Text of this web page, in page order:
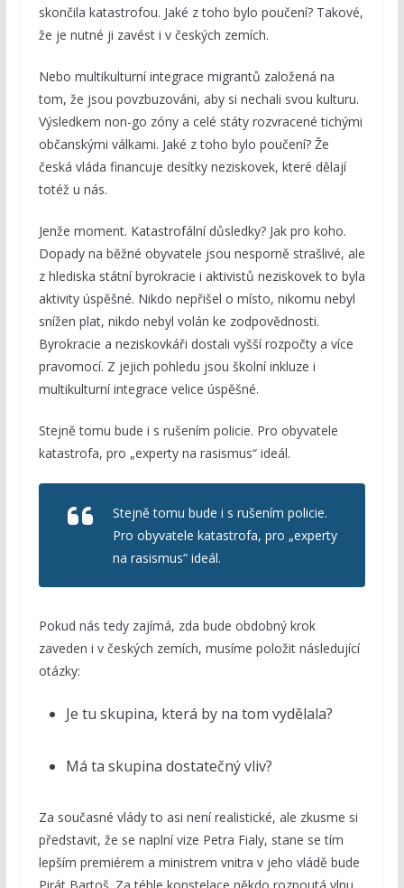
skončila katastrofou. Jaké z toho bylo poučení? Takové,
že je nutné ji zavést i v českých zemích.
Nebo multikulturní integrace migrantů založená na
tom, že jsou povzbuzováni, aby si nechali svou kulturu.
Výsledkem non-go zóny a celé státy rozvracené tichými
občanskými válkami. Jaké z toho bylo poučení? Že
česká vláda financuje desítky neziskovek, které dělají
totéž u nás.
Jenže moment. Katastrofální důsledky? Jak pro koho.
Dopady na běžné obyvatele jsou nesporně strašlivé, ale
z hlediska státní byrokracie i aktivistů neziskovek to byla
aktivity úspěšné. Nikdo nepřišel o místo, nikomu nebyl
snížen plat, nikdo nebyl volán ke zodpovědnosti.
Byrokracie a neziskovkáři dostali vyšší rozpočty a více
pravomocí. Z jejich pohledu jsou školní inkluze i
multikulturní integrace velice úspěšné.
Stejně tomu bude i s rušením policie. Pro obyvatele
katastrofa, pro „experty na rasismus“ ideál.
Stejně tomu bude i s rušením policie.
Pro obyvatele katastrofa, pro „experty
na rasismus“ ideál.
Pokud nás tedy zajímá, zda bude obdobný krok
zaveden i v českých zemích, musíme položit následující
otázky:
Je tu skupina, která by na tom vydělala?
Má ta skupina dostatečný vliv?
Za současné vlády to asi není realistické, ale zkusme si
představit, že se naplní vize Petra Fialy, stane se tím
lepším premiérem a ministrem vnitra v jeho vládě bude